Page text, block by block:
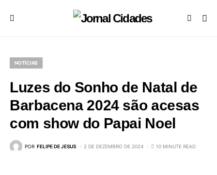
NOTÍCIAS
Luzes do Sonho de Natal de
Barbacena 2024 são acesas
com show do Papai Noel
POR FELIPE DE JESUS 2 DE DEZEMBRO DE 2024 10 MINUTE READ